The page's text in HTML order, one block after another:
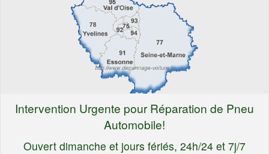
Intervention Urgente pour Réparation de Pneu
Automobile!
Ouvert dimanche et jours fériés, 24h/24 et 7j/7